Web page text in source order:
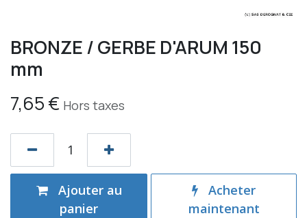
BRONZE / GERBE D'ARUM 150
mm
7,65€ Hors taxes
Ajouter au
panier
Acheter
maintenant